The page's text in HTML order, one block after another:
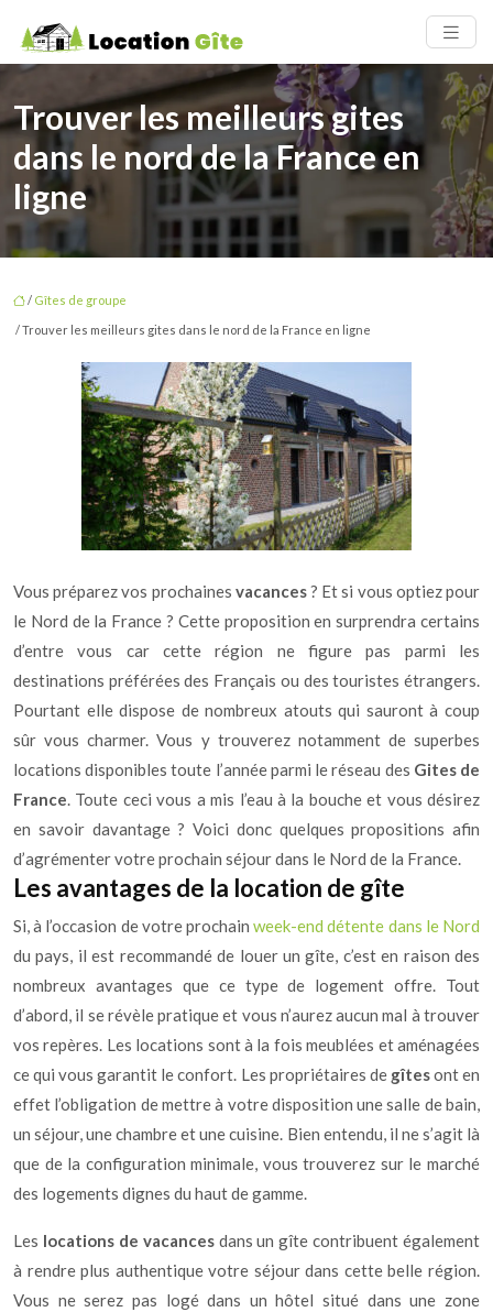
Trouver les meilleurs gites
dans le nord de la France en
ligne
/ Gîtes de groupe
/ Trouver les meilleurs gites dans le nord de la France en ligne
Vous préparez vos prochaines vacances? Et si vous optiez pour
le Nord de la France ? Cette proposition en surprendra certains
d’entre vous car cette région ne figure pas parmi les
destinations préférées des Français ou des touristes étrangers.
Pourtant elle dispose de nombreux atouts qui sauront à coup
sûr vous charmer. Vous y trouverez notamment de superbes
locations disponibles toute l’année parmi le réseau des Gites de
France. Toute ceci vous a mis l’eau à la bouche et vous désirez
en savoir davantage ? Voici donc quelques propositions afin
d’agrémenter votre prochain séjour dans le Nord de la France.
Les avantages de la location de gîte
Si, à l’occasion de votre prochainweek-end détente dans le Nord
du pays, il est recommandé de louer un gîte, c’est en raison des
nombreux avantages que ce type de logement offre. Tout
d’abord, il se révèle pratique et vous n’aurez aucun mal à trouver
vos repères. Les locations sont à la fois meublées et aménagées
ce qui vous garantit le confort. Les propriétaires de gîtesont en
effet l’obligation de mettre à votre disposition une salle de bain,
un séjour, une chambre et une cuisine. Bien entendu, il ne s’agit là
que de la configuration minimale, vous trouverez sur le marché
des logements dignes du haut de gamme.
Les locations de vacancesdans un gîte contribuent également
à rendre plus authentique votre séjour dans cette belle région.
Vous ne serez pas logé dans un hôtel situé dans une zone